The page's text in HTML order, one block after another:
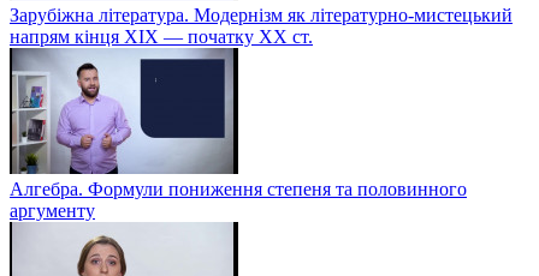
Зарубіжна література. Модернізм як літературно-мистецький
напрям кінця XIX — початку XX ст.
Алгебра. Формули пониження степеня та половинного
аргументу